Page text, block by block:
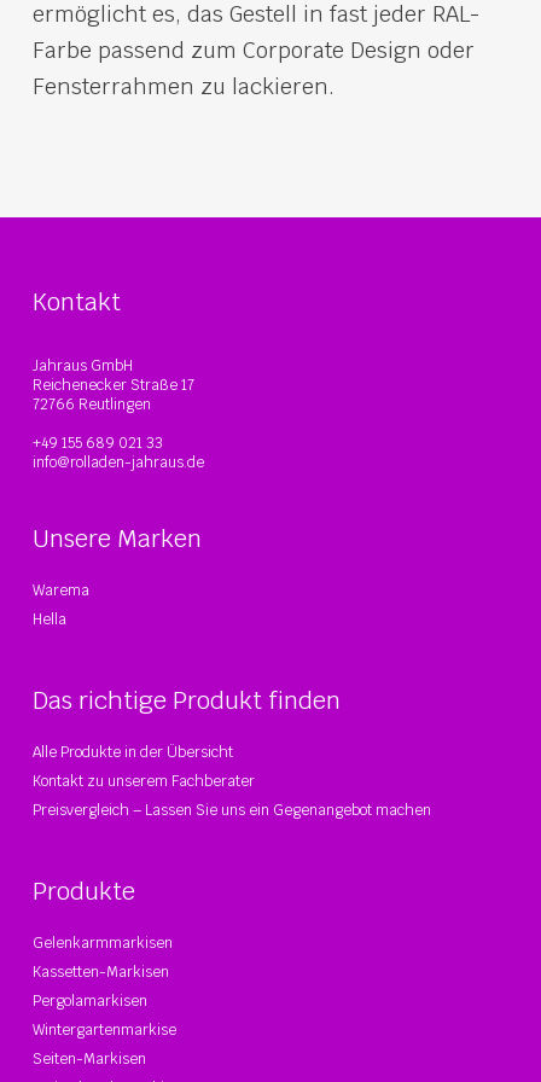
ermöglicht es, das Gestell in fast jeder RAL-
Farbe passend zum Corporate Design oder
Fensterrahmen zu lackieren.
Kontakt
Jahraus GmbH
Reichenecker Straße 17
72766 Reutlingen
+49 155 689 021 33
info@rolladen-jahraus.de
Unsere Marken
Warema
Hella
Das richtige Produkt finden
Alle Produkte in der Übersicht
Kontakt zu unserem Fachberater
Preisvergleich – Lassen Sie uns ein Gegenangebot machen
Produkte
Gelenkarmmarkisen
Kassetten-Markisen
Pergolamarkisen
Wintergartenmarkise
Seiten-Markisen